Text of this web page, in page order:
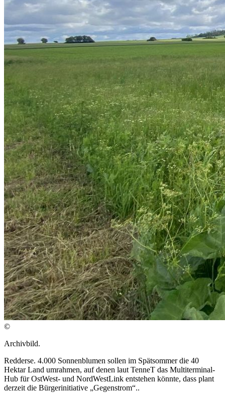
©
Archivbild.
Redderse. 4.000 Sonnenblumen sollen im Spätsommer die 40
Hektar Land umrahmen, auf denen laut TenneT das Multiterminal-
Hub für OstWest- und NordWestLink entstehen könnte, dass plant
derzeit die Bürgerinitiative „Gegenstrom“..